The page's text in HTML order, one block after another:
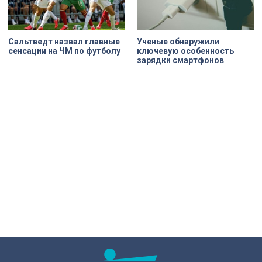
Сальтведт назвал главные
сенсации на ЧМ по футболу
Ученые обнаружили
ключевую особенность
зарядки смартфонов